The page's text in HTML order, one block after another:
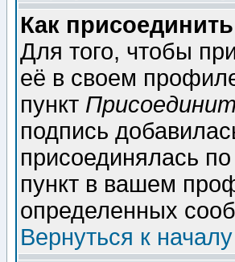
Как
Для того, чтобы
её в своем
пункт
подпись
присоединялась
пункт в вашем
определенных
Вернуться к началу